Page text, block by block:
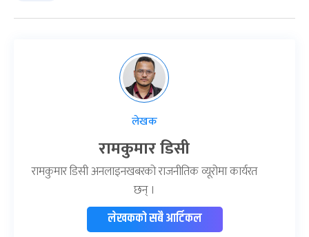
लेखक
रामकुमार डिसी
रामकुमार डिसी अनलाइनखबरको राजनीतिक व्यूरोमा कार्यरत
छन् ।
लेखकको सबै आर्टिकल